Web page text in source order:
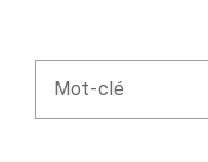
Mot-clé